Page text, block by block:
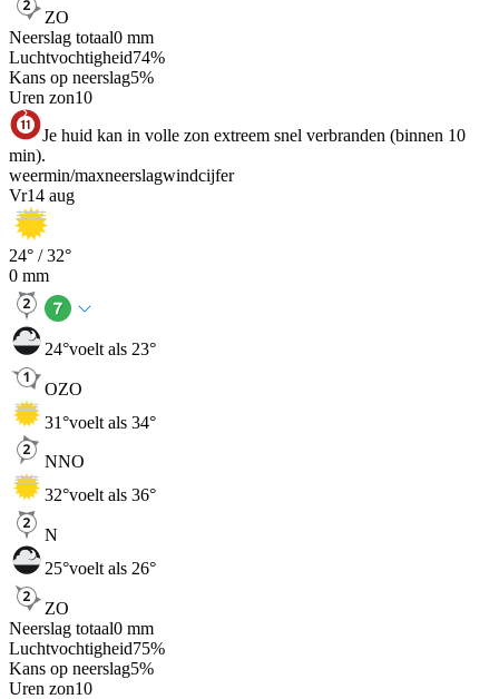
ZO
Neerslag totaal0 mm
Luchtvochtigheid74%
Kans op neerslag5%
Uren zon10
Je huid kan in volle zon extreem snel verbranden (binnen 10
min).
weermin/maxneerslagwindcijfer
Vr14 aug
24° /32°
0 mm
24°voelt als 23°
OZO
31°voelt als 34°
NNO
32°voelt als 36°
N
25°voelt als 26°
ZO
Neerslag totaal0 mm
Luchtvochtigheid75%
Kans op neerslag5%
Uren zon10